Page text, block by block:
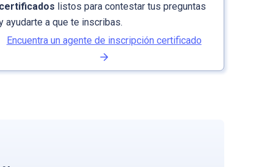
listos para contestar tus preguntas
ayudarte a que te inscribas.
Encuentra un agente de inscripción certificado